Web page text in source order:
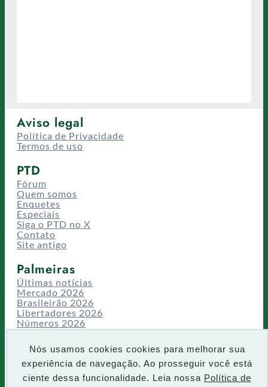
Nós usamos cookies cookies para melhorar sua
experiência de navegação. Ao prosseguir você está
ciente dessa funcionalidade. Leia nossa Política de
Aviso legal
Política de Privacidade
Termos de uso
PTD
Fórum
Quem somos
Enquetes
Especiais
Siga o PTD no X
Contato
Site antigo
Palmeiras
Últimas notícias
Mercado 2026
Brasileirão 2026
Libertadores 2026
Números 2026
Campeonatos
CT/Centro de Excelência
Busca